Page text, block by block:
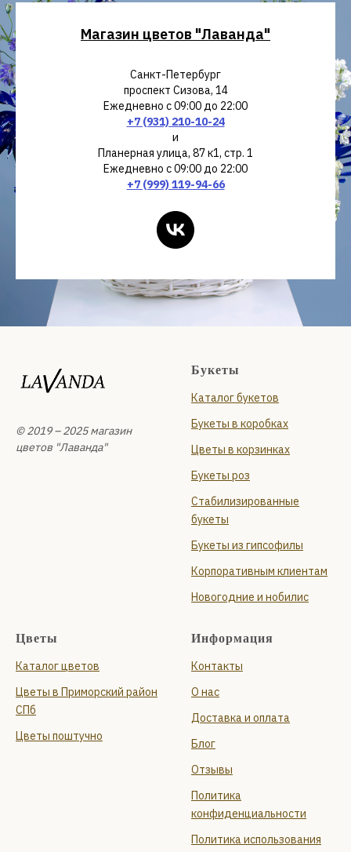
Магазин цветов "Лаванда"
Санкт-Петербург
проспект Сизова, 14
Ежедневно с 09:00 до 22:00
+7 (931) 210-10-24
и
Планерная улица, 87 к1, стр. 1
Ежедневно с 09:00 до 22:00
+7 (999) 119-94-66
© 2019 – 2025 магазин
цветов "Лаванда"
Букеты
Каталог букетов
Букеты в коробках
Цветы в корзинках
Букеты роз
Стабилизированные
букеты
Букеты из гипсофилы
Корпоративным клиентам
Новогодние и нобилис
Цветы
Каталог цветов
Цветы в Приморский район
СПб
Цветы поштучно
Информация
Контакты
О нас
Доставка и оплата
Блог
Отзывы
Политика
конфиденциальности
Политика использования